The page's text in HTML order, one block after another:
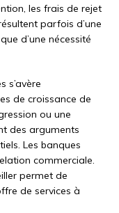
les frais de rejet
parfois d’une
d’une nécessité
s’avère
de croissance de
ou une
des arguments
Les banques
commerciale.
permet de
de services à